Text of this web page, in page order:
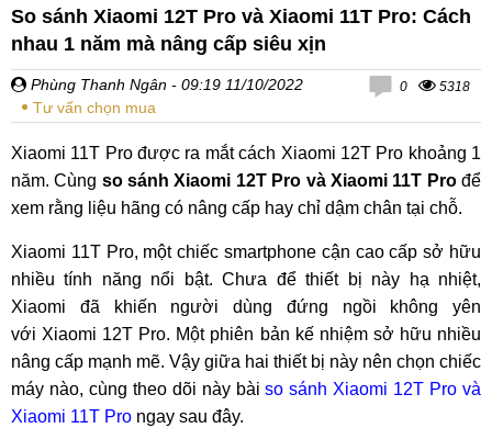
So sánh Xiaomi 12T Pro và Xiaomi 11T Pro: Cách
nhau 1 năm mà nâng cấp siêu xịn
Phùng Thanh Ngân - 09:19 11/10/2022
Tư vấn chọn mua
0 5318
Xiaomi 11T Pro được ra mắt cách Xiaomi 12T Pro khoảng 1
năm. Cùng so sánh Xiaomi 12T Pro và Xiaomi 11T Prođể
xem rằng liệu hãng có nâng cấp hay chỉ dậm chân tại chỗ.
Xiaomi 11T Pro, một chiếc smartphone cận cao cấp sở hữu
nhiều tính năng nổi bật. Chưa để thiết bị này hạ nhiệt,
Xiaomi đã khiến người dùng đứng ngồi không yên
với Xiaomi 12T Pro. Một phiên bản kế nhiệm sở hữu nhiều
nâng cấp mạnh mẽ. Vậy giữa hai thiết bị này nên chọn chiếc
máy nào, cùng theo dõi này bàiso sánh Xiaomi 12T Pro và
Xiaomi 11T Pro ngay sau đây.